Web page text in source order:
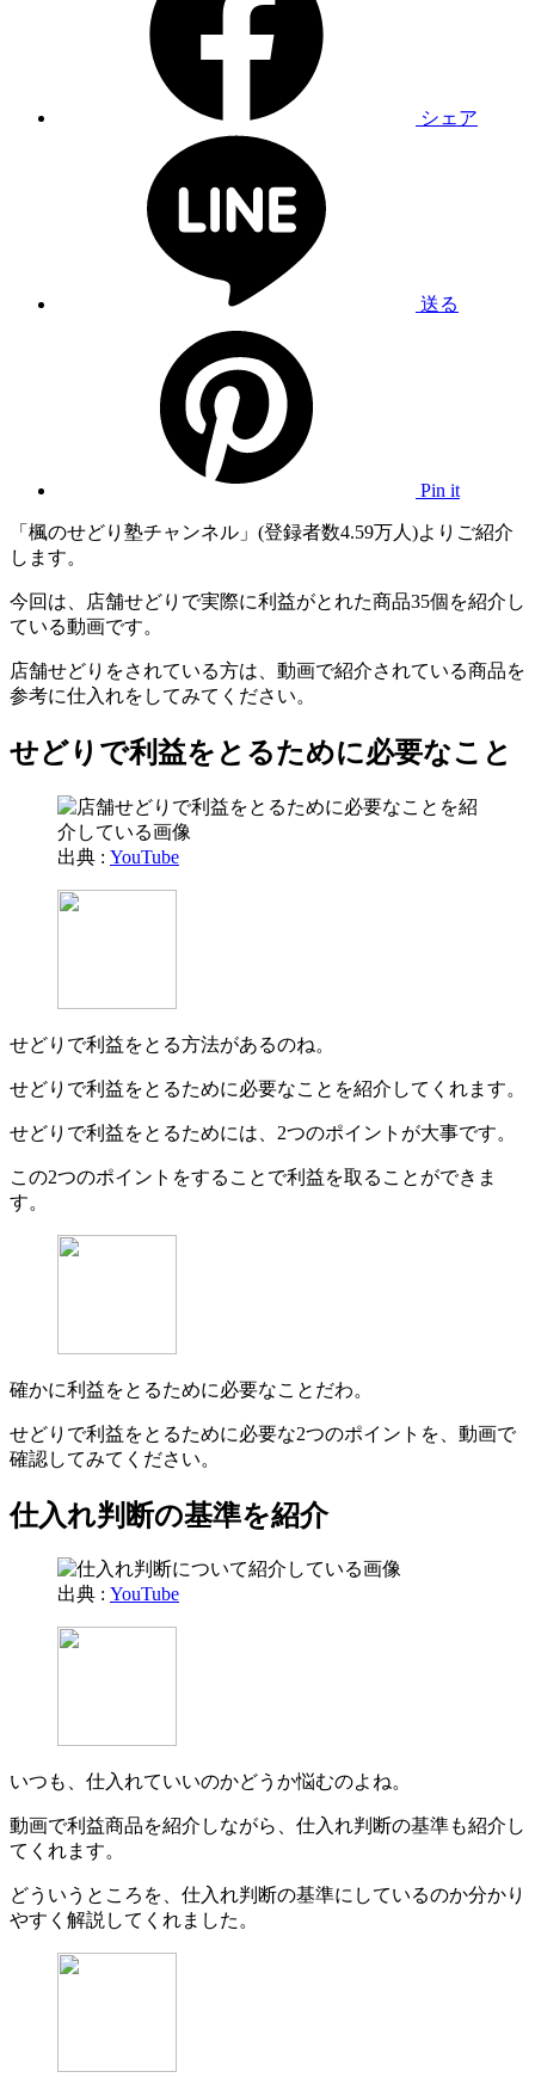
シェア
送る
Pin it
「楓のせどり塾チャンネル」(登録者数4.59万人)よりご紹介
します。
今回は、店舗せどりで実際に利益がとれた商品35個を紹介し
ている動画です。
店舗せどりをされている方は、動画で紹介されている商品を
参考に仕入れをしてみてください。
せどりで利益をとるために必要なこと
出典 : YouTube
せどりで利益をとる方法があるのね。
せどりで利益をとるために必要なことを紹介してくれます。
せどりで利益をとるためには、2つのポイントが大事です。
この2つのポイントをすることで利益を取ることができま
す。
確かに利益をとるために必要なことだわ。
せどりで利益をとるために必要な2つのポイントを、動画で
確認してみてください。
仕入れ判断の基準を紹介
出典 : YouTube
いつも、仕入れていいのかどうか悩むのよね。
動画で利益商品を紹介しながら、仕入れ判断の基準も紹介し
てくれます。
どういうところを、仕入れ判断の基準にしているのか分かり
やすく解説してくれました。